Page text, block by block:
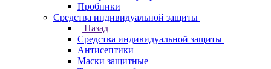
Пробники
Средства индивидуальной защиты
Назад
Средства индивидуальной защиты
Антисептики
Маски защитные